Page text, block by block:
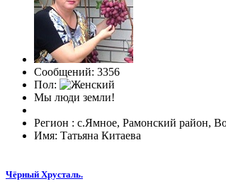
Сообщений: 3356
Пол:
Мы люди земли!
Регион : с.Ямное, Рамонский район,
Имя: Татьяна Китаева
Чёрный Хрусталь.